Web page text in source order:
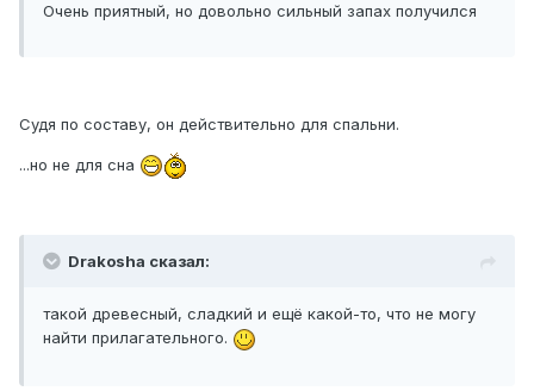
Очень приятный, но довольно сильный запах получился
Судя по составу, он действительно для спальни.
...но не для сна
Drakosha сказал:
такой древесный, сладкий и ещё какой-то, что не могу
найти прилагательного.